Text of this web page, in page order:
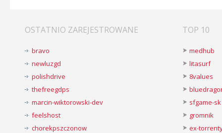
OSTATNIO ZAREJESTROWANE
bravo
newluzgd
polishdrive
thefreegdps
marcin-wiktorowski-dev
feelshost
chorekpszczonow
TOP 10
medhub
litasurf
8values
sfgame-sk
gromnik
ex-